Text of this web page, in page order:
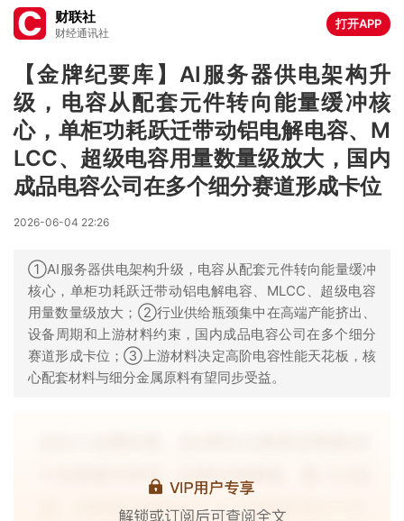
财联社
财经通讯社
打开APP
【金牌纪要库】AI服务器供电架构升
级，电容从配套元件转向能量缓冲核
心，单柜功耗跃迁带动铝电解电容、M
LCC、超级电容用量数量级放大，国内
成品电容公司在多个细分赛道形成卡位
2026-06-04 22:26
①AI服务器供电架构升级，电容从配套元件转向能量缓冲
核心，单柜功耗跃迁带动铝电解电容、MLCC、超级电容
用量数量级放大；②行业供给瓶颈集中在高端产能挤出、
设备周期和上游材料约束，国内成品电容公司在多个细分
赛道形成卡位；③上游材料决定高阶电容性能天花板，核
心配套材料与细分金属原料有望同步受益。